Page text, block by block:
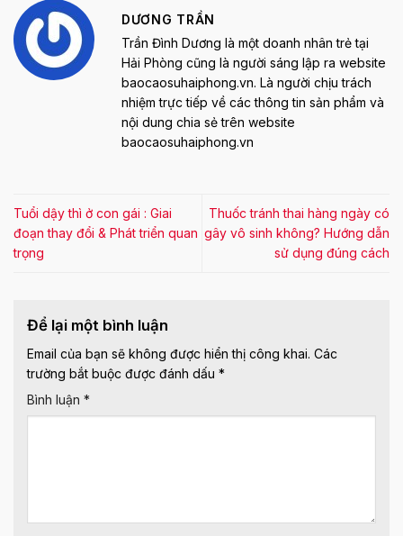
DƯƠNG TRẦN
Trần Đình Dương là một doanh nhân trẻ tại
Hải Phòng cũng là người sáng lập ra website
baocaosuhaiphong.vn. Là người chịu trách
nhiệm trực tiếp về các thông tin sản phẩm và
nội dung chia sẻ trên website
baocaosuhaiphong.vn
Tuổi dậy thì ở con gái : Giai
đoạn thay đổi & Phát triển quan
trọng
Thuốc tránh thai hàng ngày có
gây vô sinh không? Hướng dẫn
sử dụng đúng cách
Để lại một bình luận
Email của bạn sẽ không được hiển thị công khai. Các
trường bắt buộc được đánh dấu *
Bình luận *